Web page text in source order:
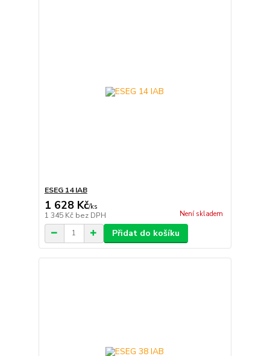
ESEG 14 IAB
1 628 Kč/ks
1 345 Kč bez DPH Není skladem
Přidat do košíku